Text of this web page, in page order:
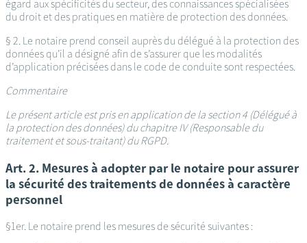
égard aux spécificités du secteur, des connaissances spécialisées
du droit et des pratiques en matière de protection des données.
§ 2. Le notaire prend conseil auprès du délégué à la protection des
données qu’il a désigné afin de s’assurer que les modalités
d’application précisées dans le code de conduite sont respectées.
Commentaire
Le présent article est pris en application de la section 4 (Délégué à
la protection des données) du chapitre IV (Responsable du
traitement et sous-traitant) du RGPD.
Art. 2. Mesures à adopter par le notaire pour assurer
la sécurité des traitements de données à caractère
personnel
§1er. Le notaire prend les mesures de sécurité suivantes :